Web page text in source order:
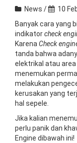
News /
10
Banyak cara yang
indikatorcheck
Karena Check
tanda bahwa
elektrikal atau
menemukan
melakukan
kerusakan yang
hal sepele.
Jika kalian
perlu panik dan
Engine dibawah ini!